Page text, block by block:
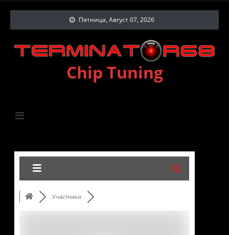
Пятница, Август 07, 2026
Chip Tuning
Участники